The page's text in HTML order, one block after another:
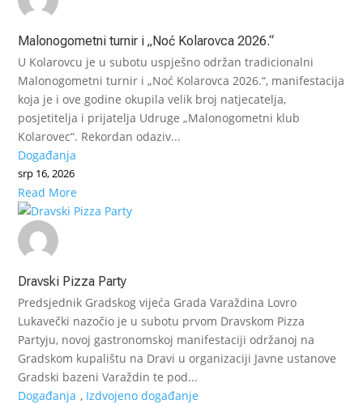
Malonogometni turnir i „Noć Kolarovca 2026.“
U Kolarovcu je u subotu uspješno održan tradicionalni
Malonogometni turnir i „Noć Kolarovca 2026.“, manifestacija
koja je i ove godine okupila velik broj natjecatelja,
posjetitelja i prijatelja Udruge „Malonogometni klub
Kolarovec“. Rekordan odaziv...
Događanja
srp 16, 2026
Read More
Dravski Pizza Party
Predsjednik Gradskog vijeća Grada Varaždina Lovro
Lukavečki nazočio je u subotu prvom Dravskom Pizza
Partyju, novoj gastronomskoj manifestaciji održanoj na
Gradskom kupalištu na Dravi u organizaciji Javne ustanove
Gradski bazeni Varaždin te pod...
Događanja , Izdvojeno događanje